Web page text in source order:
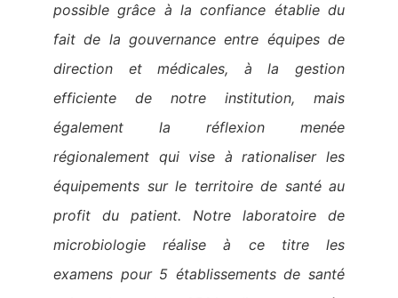
possible grâce à la confiance établie du
fait de la gouvernance entre équipes de
direction et médicales, à la gestion
efficiente de notre institution, mais
également la réflexion menée
régionalement qui vise à rationaliser les
équipements sur le territoire de santé au
profit du patient. Notre laboratoire de
microbiologie réalise à ce titre les
examens pour 5 établissements de santé